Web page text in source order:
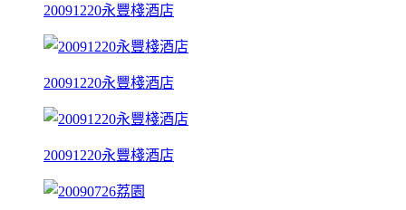
20091220永豐棧酒店
20091220永豐棧酒店
20091220永豐棧酒店